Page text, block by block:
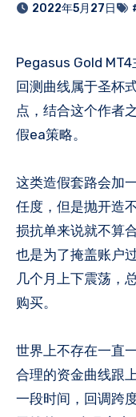
2022年5月27日
Pegasus Gold MT4主做XAUUSD/EURUSD/GBPUSD。
回测曲线属于圣杯
点，结合这个作者
假ea策略。
这类造假套路会加
任度，但是抛开造
损抗单来说就不算
也是为了掩盖账户
几个月上下震荡，
购买。
世界上不存在一直
合理的资金曲线跟
一段时间，回调跨